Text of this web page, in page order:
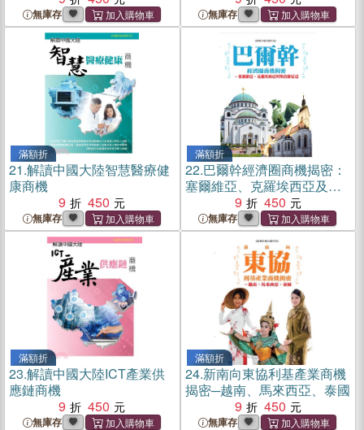
無庫存 無庫存
滿額折
21.解讀中國大陸智慧醫療健
康商機
9
450
無庫存
滿額折
22.巴爾幹經濟圈商機揭密：
塞爾維亞、克羅埃西亞及斯
洛維尼亞9 450
無庫存
滿額折
23.解讀中國大陸ICT產業供
應鏈商機
9
450
無庫存
滿額折
24.新南向東協利基產業商機
揭密─越南、馬來西亞、泰國
9
450
無庫存